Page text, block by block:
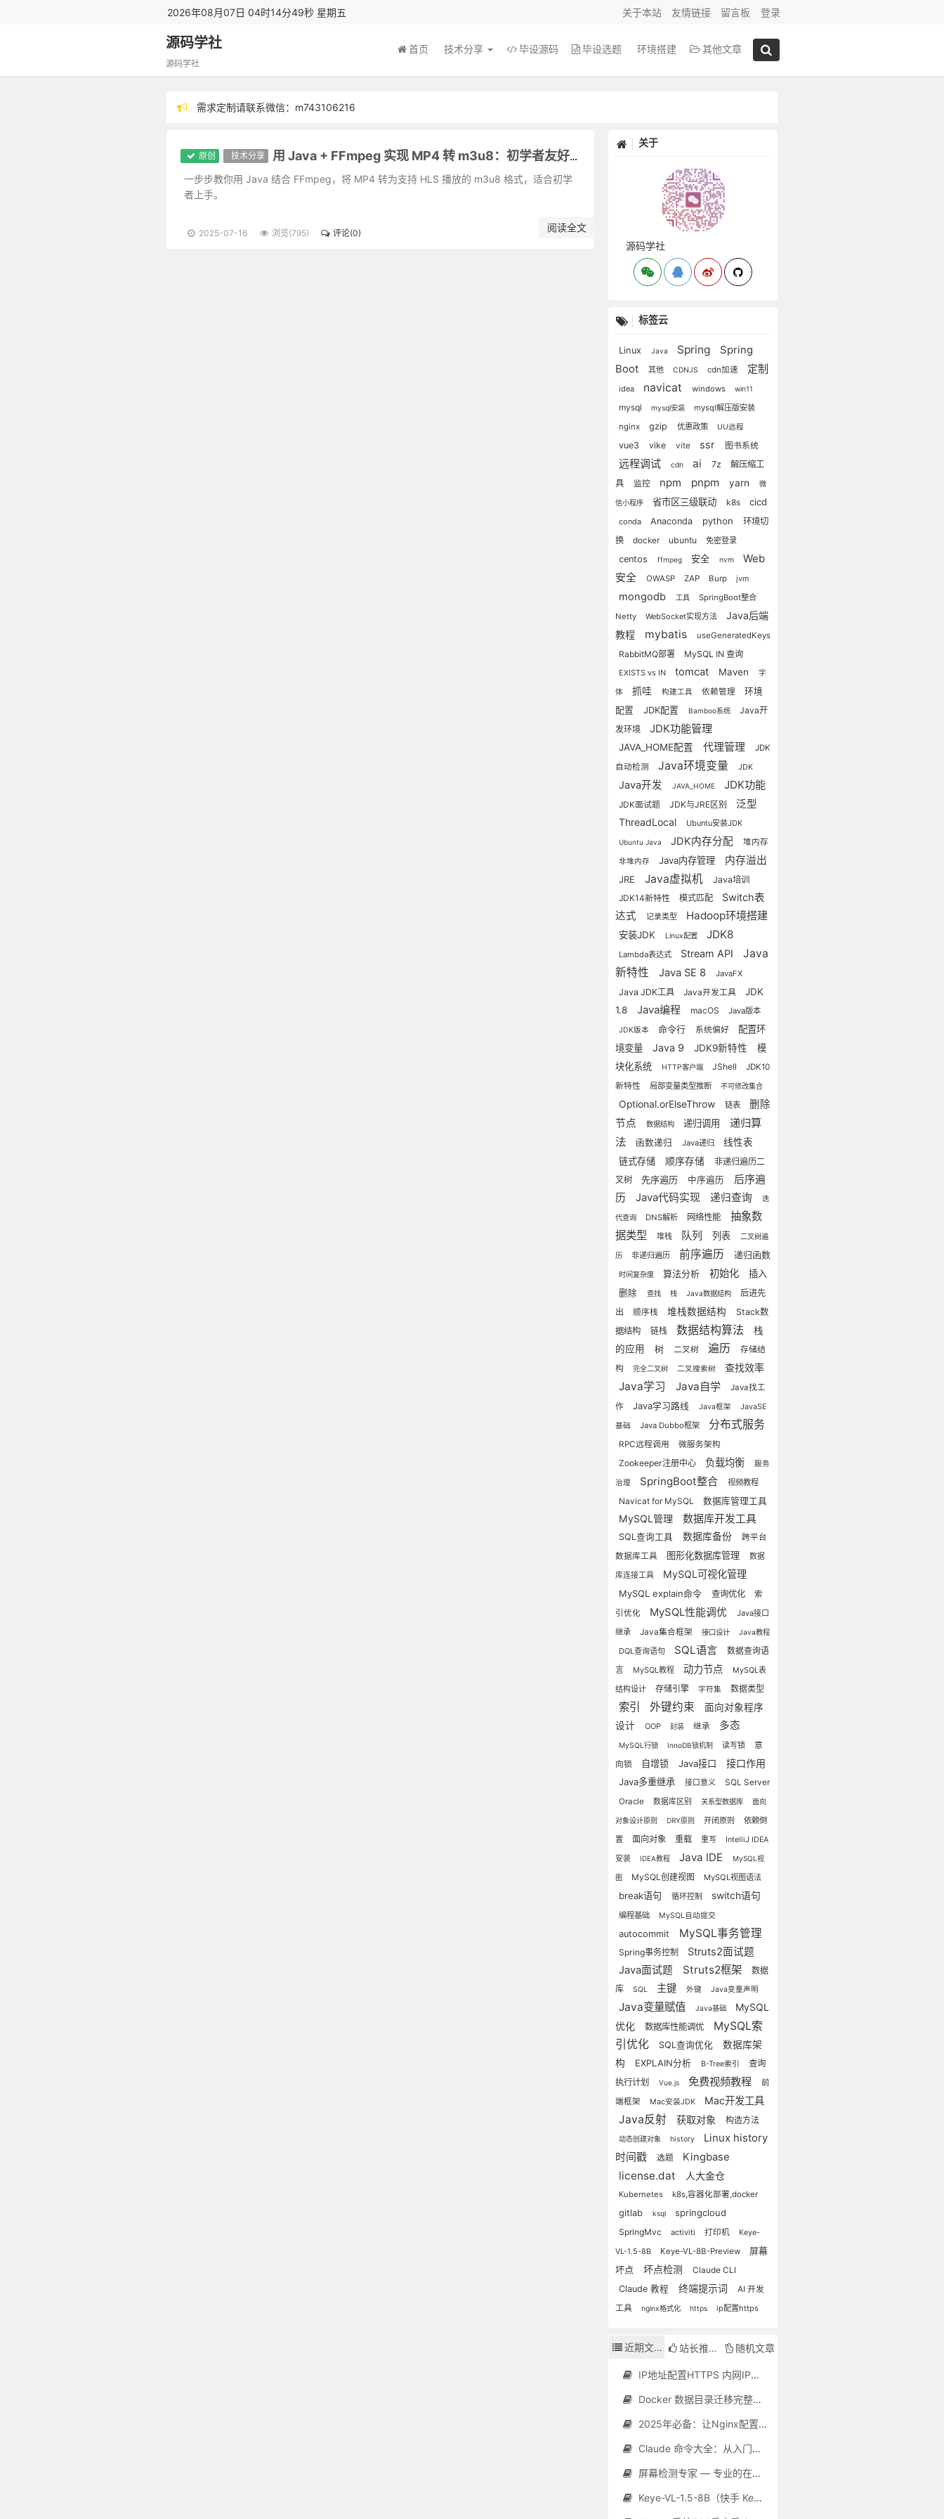
2026年08月07日 04时14分50秒 星期五 关于本站 友情链接 留言板 登录
源码学社
源码学社
首页 技术分享 毕设源码 毕设选题 环境搭建 其他文章
需求定制请联系微信：m743106216
原创 技术分享
用 Java + FFmpeg 实现 MP4 转 m3u8：初学者友好指南 🎓
一步步教你用 Java 结合 FFmpeg，将 MP4 转为支持 HLS 播放的 m3u8 格式，适合初学
者上手。
2025-07-16 浏览(795) 评论(0) 阅读全文
关于
源码学社
标签云
Linux Java Spring
Spring
Boot
其他 CDNJS cdn加速 定制
idea navicat windows win11
mysql mysql安装
mysql解压版安装
nginx
gzip 优惠政策 UU远程
vue3 vike vite ssr 图书系统
远程调试 cdn ai 7z
解压缩工
具
监控 npm pnpm yarn 微
信小程序 省市区三级联动 k8s cicd
conda Anaconda python
环境切
换
docker ubuntu 免密登录
centos ffmpeg 安全 nvm
Web
安全
OWASP ZAP Burp jvm
mongodb 工具
SpringBoot整合
Netty
WebSocket实现方法
Java后端
教程
mybatis useGeneratedKeys
RabbitMQ部署 MySQL IN 查询
EXISTS vs IN tomcat Maven 字
体 抓哇 构建工具 依赖管理
环境
配置
JDK配置 Bamboo系统
Java开
发环境
JDK功能管理
JAVA_HOME配置 代理管理
JDK
自动检测
Java环境变量 JDK
Java开发 JAVA_HOME JDK功能
JDK面试题 JDK与JRE区别 泛型
ThreadLocal Ubuntu安装JDK
Ubuntu Java JDK内存分配 堆内存
非堆内存 Java内存管理 内存溢出
JRE Java虚拟机
Java培训
JDK14新特性
模式匹配
Switch表
达式
记录类型 Hadoop环境搭建
安装JDK Linux配置 JDK8
Lambda表达式 Stream API
Java
新特性
Java SE 8 JavaFX
Java JDK工具 Java开发工具
JDK
1.8
Java编程 macOS Java版本
JDK版本 命令行 系统偏好
配置环
境变量
Java 9 JDK9新特性
模
块化系统
HTTP客户端 JShell
JDK10
新特性
局部变量类型推断 不可修改集合
Optional.orElseThrow 链表
删除
节点
数据结构 递归调用
递归算
法
函数递归 Java递归
线性表
链式存储
顺序存储
非递归遍历二
叉树
先序遍历 中序遍历
后序遍
历
Java代码实现 递归查询 迭
代查询 DNS解析 网络性能
抽象数
据类型
堆栈 队列 列表 二叉树遍
历 非递归遍历 前序遍历 递归函数
时间复杂度 算法分析 初始化 插入
删除 查找 栈 Java数据结构
后进先
出
顺序栈 堆栈数据结构
Stack数
据结构
链栈 数据结构算法
栈
的应用
树 二叉树 遍历
存储结
构
完全二叉树 二叉搜索树 查找效率
Java学习 Java自学
Java找工
作
Java学习路线 Java框架 JavaSE
基础 Java Dubbo框架 分布式服务
RPC远程调用 微服务架构
Zookeeper注册中心 负载均衡 服务
治理 SpringBoot整合 视频教程
Navicat for MySQL 数据库管理工具
MySQL管理 数据库开发工具
SQL查询工具 数据库备份
跨平台
数据库工具
图形化数据库管理
数据
库连接工具
MySQL可视化管理
MySQL explain命令 查询优化
索
引优化
MySQL性能调优
Java接口
继承
Java集合框架 接口设计 Java教程
DQL查询语句 SQL语言
数据查询语
言
MySQL教程 动力节点
MySQL表
结构设计
存储引擎 字符集 数据类型
索引 外键约束
面向对象程序
设计
OOP 封装 继承 多态
MySQL行锁 InnoDB锁机制 读写锁
意
向锁
自增锁 Java接口 接口作用
Java多重继承 接口意义 SQL Server
Oracle 数据库区别 关系型数据库 面向
对象设计原则 DRY原则 开闭原则
依赖倒
置
面向对象 重载 重写 IntelliJ IDEA
安装 IDEA教程 Java IDE MySQL视
图 MySQL创建视图 MySQL视图语法
break语句 循环控制 switch语句
编程基础 MySQL自动提交
autocommit MySQL事务管理
Spring事务控制
Struts2面试题
Java面试题
Struts2框架
数据
库
SQL 主键 外键 Java变量声明
Java变量赋值 Java基础
MySQL
优化
数据库性能调优
MySQL索
引优化
SQL查询优化
数据库架
构
EXPLAIN分析 B-Tree索引
查询
执行计划
Vue.js 免费视频教程
前
端框架
Mac安装JDK Mac开发工具
Java反射 获取对象 构造方法
动态创建对象 history
Linux history
时间戳
选题 Kingbase
license.dat 人大金仓
Kubernetes k8s,容器化部署,docker
gitlab ksql springcloud
SpringMvc activiti 打印机 Keye-
VL-1.5-8B Keye-VL-8B-Preview
屏幕
坏点
坏点检测 Claude CLI
Claude 教程 终端提示词
AI 开发
工具
nginx格式化 https ip配置https
近期文章 站长推荐 随机文章
IP地址配置HTTPS 内网IP配置HTTPS保姆教程
Docker 数据目录迁移完整指南：从 /var/lib/docker 迁移到自定义路径
2025年必备：让Nginx配置清晰如诗的工具推荐
Claude 命令大全：从入门到精通的终端操作指南（2025 最新）
屏幕检测专家 — 专业的在线屏幕测试工具
Keye-VL-1.5-8B（快手 Keye-VL）— 腾讯云两卡 32GB GPU **保姆级** 部署指南（Ubuntu 22.04 / CUDA 12.2 / Driver 535.216.01 / Python 3.10）